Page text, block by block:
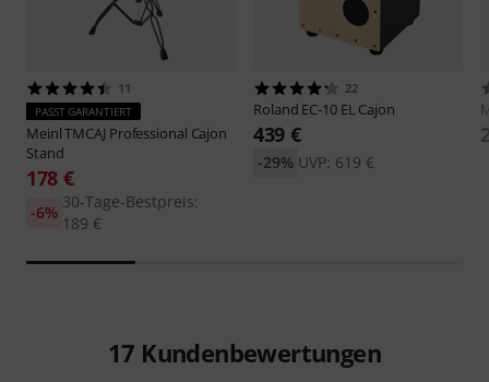
11
PASST GARANTIERT
MeinlTMCAJ Professional Cajon
Stand
178 €
30-Tage-Bestpreis:
189 €
-6%
22
Roland EC-10 EL Cajon
439 €
UVP: 619 €
-29%
17 Kundenbewertungen